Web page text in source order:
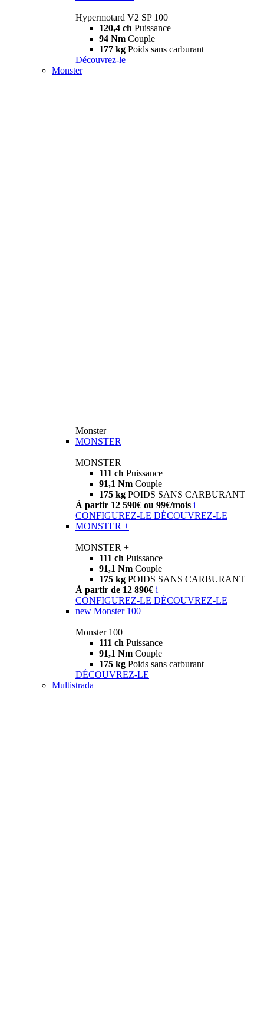
Hypermotard V2 SP 100
120,4 ch Puissance
94 Nm Couple
177 kg Poids sans carburant
Découvrez-le
Monster
Monster
MONSTER
MONSTER
111 ch Puissance
91,1 Nm Couple
175 kg POIDS SANS CARBURANT
À partir 12 590€ ou 99€/mois i
CONFIGUREZ-LE DÉCOUVREZ-LE
MONSTER +
MONSTER +
111 ch Puissance
91,1 Nm Couple
175 kg POIDS SANS CARBURANT
À partir de 12 890€ i
CONFIGUREZ-LE DÉCOUVREZ-LE
new Monster 100
Monster 100
111 ch Puissance
91,1 Nm Couple
175 kg Poids sans carburant
DÉCOUVREZ-LE
Multistrada